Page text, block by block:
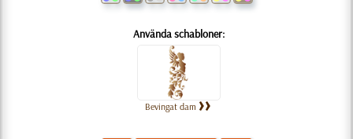
Använda schabloner:
Bevingat dam